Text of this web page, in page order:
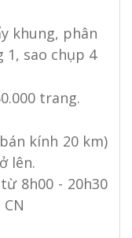
khung, phân
1, sao chụp 4
trang.
kính 20 km)
lên.
8h00 - 20h30